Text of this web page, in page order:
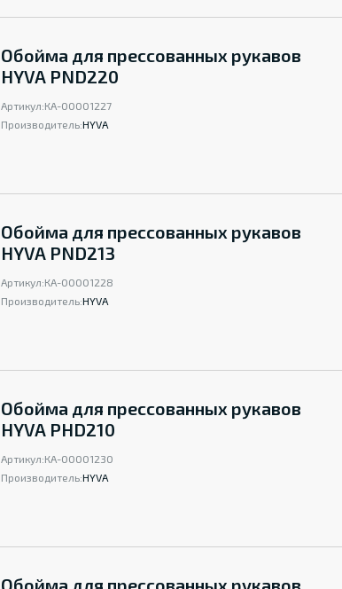
Обойма для прессованных рукавов
HYVA PND220
Артикул:КА-00001227
Производитель:HYVA
Обойма для прессованных рукавов
HYVA PND213
Артикул:КА-00001228
Производитель:HYVA
Обойма для прессованных рукавов
HYVA PHD210
Артикул:КА-00001230
Производитель:HYVA
Обойма для прессованных рукавов